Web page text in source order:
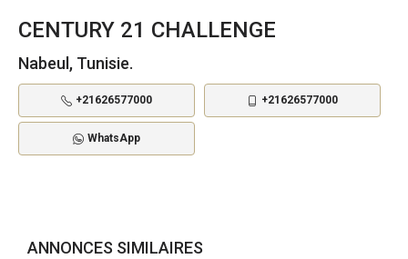
CENTURY 21 CHALLENGE
Nabeul, Tunisie.
+21626577000 +21626577000
WhatsApp
ANNONCES SIMILAIRES